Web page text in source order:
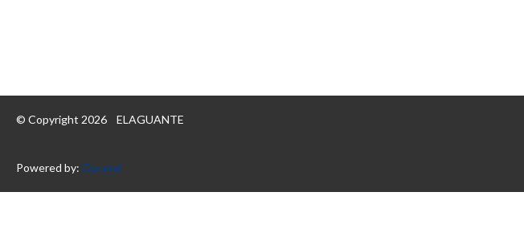
© Copyright 2026 ELAGUANTE
Powered by: Opratel